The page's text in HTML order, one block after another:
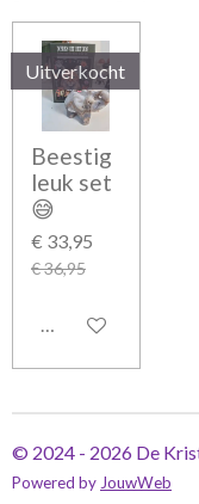
Uitverkocht
Beestig
leuk set
😅
€ 33,95
€ 36,95
Houd mij op de
© 2024 - 2026 De
Powered by JouwWeb